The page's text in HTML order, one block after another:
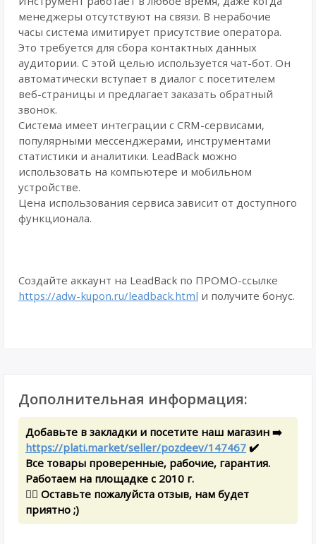
менеджеры отсутствуют на связи. В нерабочие
часы система имитирует присутствие оператора.
Это требуется для сбора контактных данных
аудитории. С этой целью используется чат-бот. Он
автоматически вступает в диалог с посетителем
веб-страницы и предлагает заказать обратный
звонок.
Система имеет интеграции с CRM-сервисами,
популярными мессенджерами, инструментами
статистики и аналитики. LeadBack можно
использовать на компьютере и мобильном
устройстве.
Цена использования сервиса зависит от доступного
функционала.
Создайте аккаунт на LeadBack по ПРОМО-ссылке
https://adw-kupon.ru/leadback.html и получите бонус.
Дополнительная информация:
Добавьте в закладки и посетите наш магазин ➡️
https://plati.market/seller/pozdeev/147467 ✔️
Все товары проверенные, рабочие, гарантия.
Работаем на площадке с 2010 г.
✍🏻 Оставьте пожалуйста отзыв, нам будет
приятно ;)